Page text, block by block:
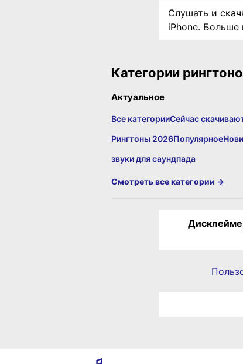
Слушать и
iPhone. Больше
Категории
Актуальное
Все категорииСейчас
Рингтоны 2026Популярное
звуки для саундпада
Смотреть все категории →